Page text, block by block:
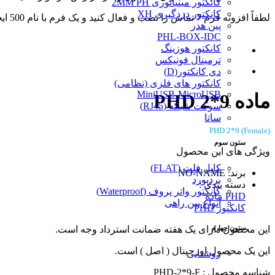
کانکتور دزدگیری XH
پین هدر
PHL-BOX-IDC
کانکتور هوزینگ
ترمینال فونیکس
دی کانکتور(D)
کانکتور های فلزی (نظامی)
MiniUSB-MicroUSB
سوکت شبکه (RJ45)
ساتا
ستون سوم
کابل فلت (FLAT)
بردبورد
کانکتور واتر پروف (Waterproof)
انواع بین راهی
ستون چهارم
روشنایی
لطفاً افزونه فرم 7 تماس را نصب و فعال کنید و یک فرم با نام 500 ایجاد کنید.
ماده PHD 2*9
PHD 2*9 (Female)
ویژگی های این محصول
برند: NO-NAME
دسته بندی :
PHD ماده
کانکتور PHD
این محصول دارای یک هفته ضمانت استرداد وجه است.
این یک محصول اورجینال ( اصل ) است.
شناسه محصول : PHD-2*9-F